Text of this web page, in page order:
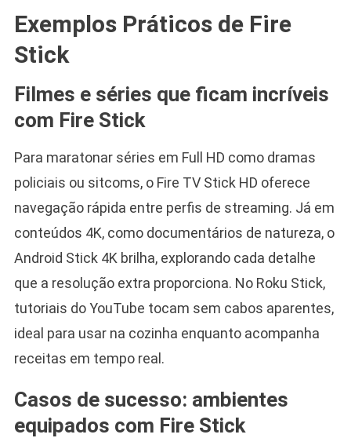
Exemplos Práticos de Fire
Stick
Filmes e séries que ficam incríveis
com Fire Stick
Para maratonar séries em Full HD como dramas
policiais ou sitcoms, o Fire TV Stick HD oferece
navegação rápida entre perfis de streaming. Já em
conteúdos 4K, como documentários de natureza, o
Android Stick 4K brilha, explorando cada detalhe
que a resolução extra proporciona. No Roku Stick,
tutoriais do YouTube tocam sem cabos aparentes,
ideal para usar na cozinha enquanto acompanha
receitas em tempo real.
Casos de sucesso: ambientes
equipados com Fire Stick